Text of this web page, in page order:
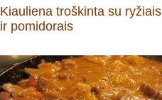
Kiauliena troškinta su ryžiais
ir pomidorais